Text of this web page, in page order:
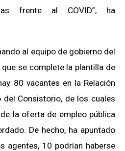
frente al COVID”, ha
al equipo de gobierno del
se complete la plantilla de
80 vacantes en la Relación
del Consistorio, de los cuales
la oferta de empleo pública
De hecho, ha apuntado
agentes, 10 podrían haberse